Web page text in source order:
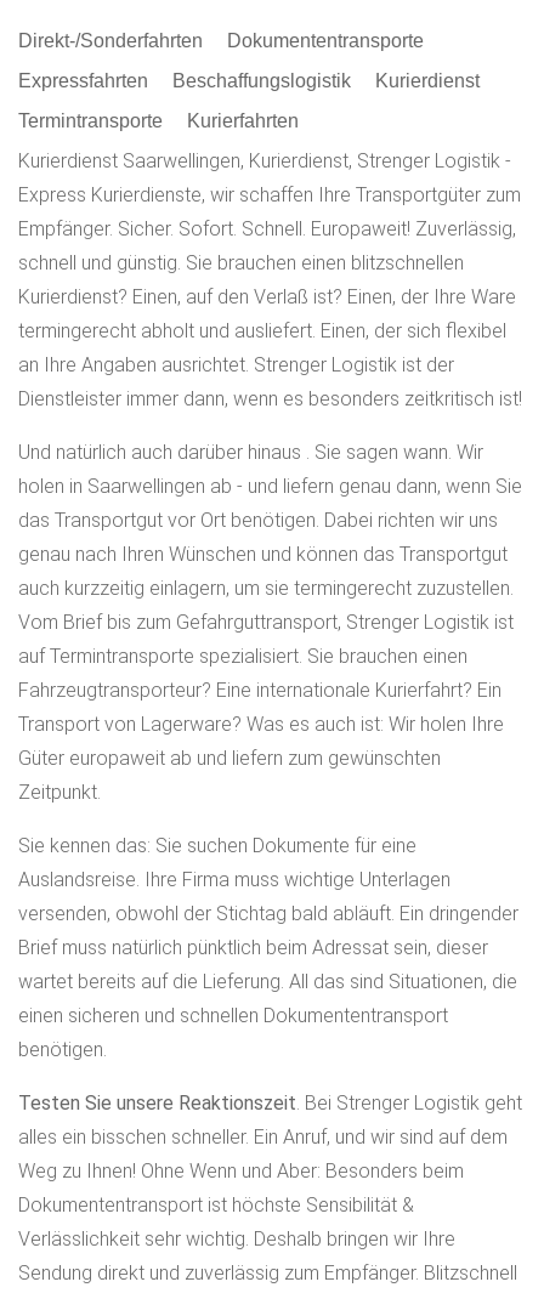
Direkt-/Sonderfahrten
Dokumententransporte
Expressfahrten
Beschaffungslogistik
Kurierdienst
Termintransporte
Kurierfahrten
Kurierdienst Saarwellingen, Kurierdienst, Strenger Logistik -
Express Kurierdienste, wir schaffen Ihre Transportgüter zum
Empfänger. Sicher. Sofort. Schnell. Europaweit! Zuverlässig,
schnell und günstig. Sie brauchen einen blitzschnellen
Kurierdienst? Einen, auf den Verlaß ist? Einen, der Ihre Ware
termingerecht abholt und ausliefert. Einen, der sich flexibel
an Ihre Angaben ausrichtet. Strenger Logistik ist der
Dienstleister immer dann, wenn es besonders zeitkritisch ist!
Und natürlich auch darüber hinaus . Sie sagen wann. Wir
holen in Saarwellingen ab - und liefern genau dann, wenn Sie
das Transportgut vor Ort benötigen. Dabei richten wir uns
genau nach Ihren Wünschen und können das Transportgut
auch kurzzeitig einlagern, um sie termingerecht zuzustellen.
Vom Brief bis zum Gefahrguttransport, Strenger Logistik ist
auf Termintransporte spezialisiert. Sie brauchen einen
Fahrzeugtransporteur? Eine internationale Kurierfahrt? Ein
Transport von Lagerware? Was es auch ist: Wir holen Ihre
Güter europaweit ab und liefern zum gewünschten
Zeitpunkt.
Sie kennen das: Sie suchen Dokumente für eine
Auslandsreise. Ihre Firma muss wichtige Unterlagen
versenden, obwohl der Stichtag bald abläuft. Ein dringender
Brief muss natürlich pünktlich beim Adressat sein, dieser
wartet bereits auf die Lieferung. All das sind Situationen, die
einen sicheren und schnellen Dokumententransport
benötigen.
Testen Sie unsere Reaktionszeit. Bei Strenger Logistik geht
alles ein bisschen schneller. Ein Anruf, und wir sind auf dem
Weg zu Ihnen! Ohne Wenn und Aber: Besonders beim
Dokumententransport ist höchste Sensibilität &
Verlässlichkeit sehr wichtig. Deshalb bringen wir Ihre
Sendung direkt und zuverlässig zum Empfänger. Blitzschnell